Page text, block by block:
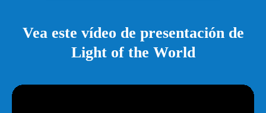
Vea este vídeo de presentación de
Light of the World